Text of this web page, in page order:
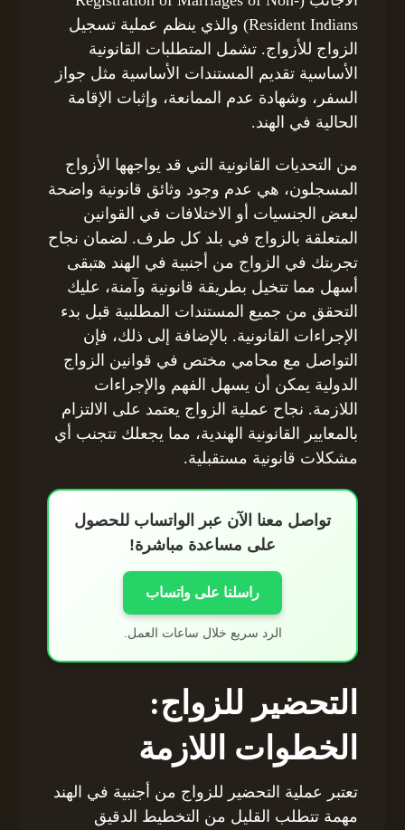
Resident Indians) والذي ينظم عملية تسجيل
الزواج للأزواج. تشمل المتطلبات القانونية
الأساسية تقديم المستندات الأساسية مثل جواز
السفر، وشهادة عدم الممانعة، وإثبات الإقامة
الحالية في الهند.
من التحديات القانونية التي قد يواجهها الأزواج
المسجلون، هي عدم وجود وثائق قانونية واضحة
لبعض الجنسيات أو الاختلافات في القوانين
المتعلقة بالزواج في بلد كل طرف. لضمان نجاح
تجربتك في الزواج من أجنبية في الهند هتبقى
أسهل مما تتخيل بطريقة قانونية وآمنة، عليك
التحقق من جميع المستندات المطلبية قبل بدء
الإجراءات القانونية. بالإضافة إلى ذلك، فإن
التواصل مع محامي مختص في قوانين الزواج
الدولية يمكن أن يسهل الفهم والإجراءات
اللازمة. نجاح عملية الزواج يعتمد على الالتزام
بالمعايير القانونية الهندية، مما يجعلك تتجنب أي
مشكلات قانونية مستقبلية.
تواصل معنا الآن عبر الواتساب للحصول
على مساعدة مباشرة!
راسلنا على واتساب
الرد سريع خلال ساعات العمل.
التحضير للزواج:
الخطوات اللازمة
تعتبر عملية التحضير للزواج من أجنبية في الهند
مهمة تتطلب القليل من التخطيط الدقيق